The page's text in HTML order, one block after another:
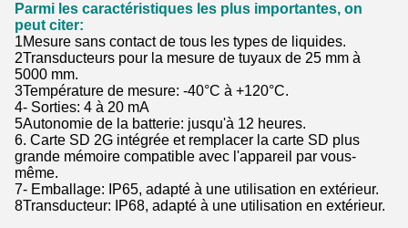
Parmi les caractéristiques les plus importantes, on
peut citer:
1Mesure sans contact de tous les types de liquides.
2Transducteurs pour la mesure de tuyaux de 25 mm à
5000 mm.
3Température de mesure: -40°C à +120°C.
4- Sorties: 4 à 20 mA
5Autonomie de la batterie: jusqu'à 12 heures.
6. Carte SD 2G intégrée et remplacer la carte SD plus
grande mémoire compatible avec l'appareil par vous-
même.
7- Emballage: IP65, adapté à une utilisation en extérieur.
8Transducteur: IP68, adapté à une utilisation en extérieur.